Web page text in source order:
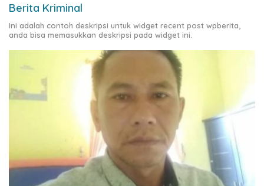
Berita Kriminal
Ini adalah contoh deskripsi untuk widget recent post wpberita,
anda bisa memasukkan deskripsi pada widget ini.